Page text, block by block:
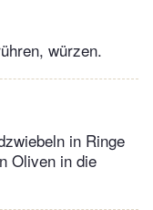
würzen.
in Ringe
Oliven in die